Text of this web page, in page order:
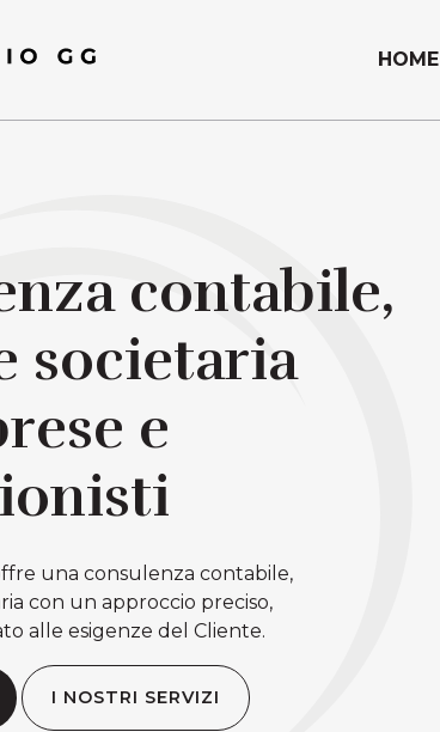
HOME
contabile,
societaria
e
una consulenza contabile,
con un approccio preciso,
alle esigenze del Cliente.
I NOSTRI SERVIZI